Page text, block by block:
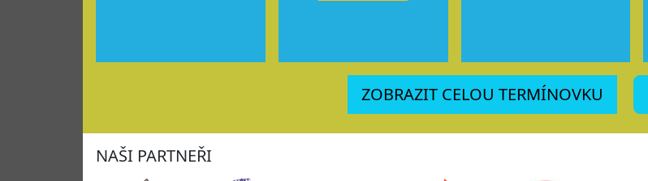
ZOBRAZIT CELOU TERMÍNOVKU
NAŠI PARTNEŘI